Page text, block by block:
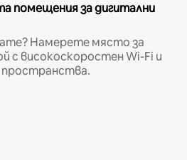
помещения за дигитални
Намерете място за
с високоскоростен Wi-Fi и